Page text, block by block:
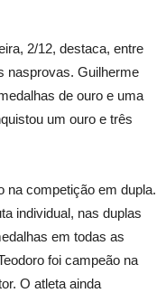
2/12, destaca, entre
nasprovas. Guilherme
de ouro e uma
um ouro e três
na competição em dupla.
individual, nas duplas
em todas as
foi campeão na
O atleta ainda